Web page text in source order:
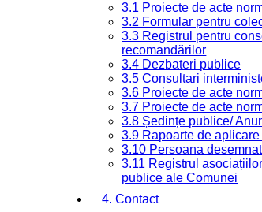
3.1 Proiecte de acte
3.2 Formular pentru
3.3 Registrul pentru
recomandărilor
3.4 Dezbateri publice
3.5 Consultari
3.6 Proiecte de acte
3.7 Proiecte de acte
3.8 Ședințe publice/
3.9 Rapoarte de
3.10 Persoana
3.11 Registrul
publice ale Comunei
4. Contact